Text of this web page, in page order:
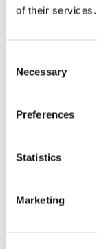
of their services.
Selection
Necessary
Preferences
Statistics
Marketing